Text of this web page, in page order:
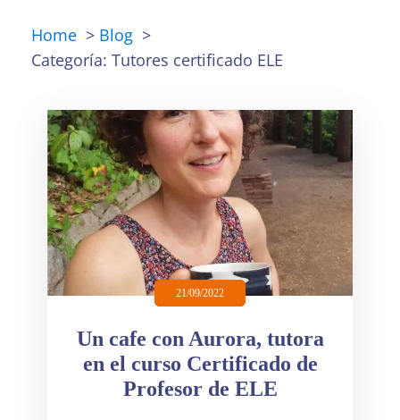
Home > Blog >
Categoría: Tutores certificado ELE
21/09/2022
Un cafe con Aurora, tutora
en el curso Certificado de
Profesor de ELE